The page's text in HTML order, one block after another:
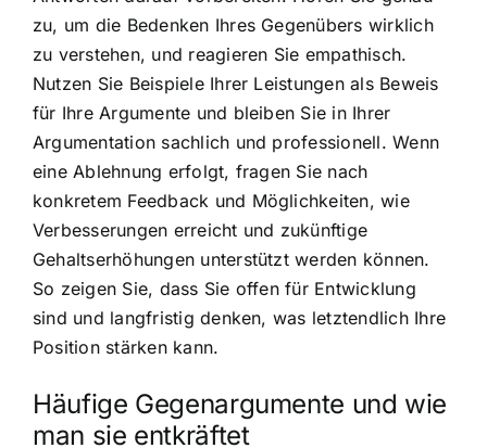
zu, um die Bedenken Ihres Gegenübers wirklich
zu verstehen, und reagieren Sie empathisch.
Nutzen Sie Beispiele Ihrer Leistungen als Beweis
für Ihre Argumente und bleiben Sie in Ihrer
Argumentation sachlich und professionell. Wenn
eine Ablehnung erfolgt, fragen Sie nach
konkretem Feedback und Möglichkeiten, wie
Verbesserungen erreicht und zukünftige
Gehaltserhöhungen unterstützt werden können.
So zeigen Sie, dass Sie offen für Entwicklung
sind und langfristig denken, was letztendlich Ihre
Position stärken kann.
Häufige Gegenargumente und wie
man sie entkräftet